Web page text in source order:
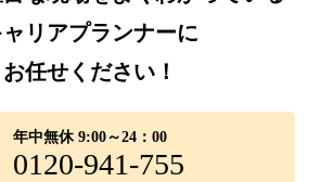
ャリアプランナーに
お任せください！
年中無休 9:00～24：00
0120-941-755